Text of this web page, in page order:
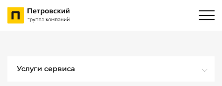
Услуги сервиса